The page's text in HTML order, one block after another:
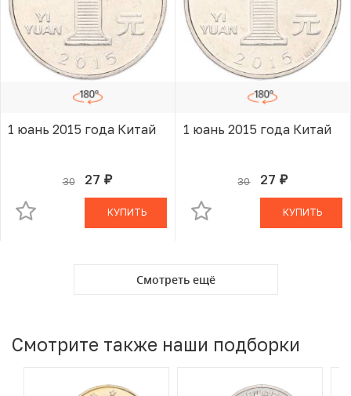
1 юань 2015 года Китай
30 27 руб.
В КОРЗИНЕ
КУПИТЬ
1 юань 2015 года Китай
30 27 руб.
В КОРЗИНЕ
КУПИТЬ
Смотреть ещё
Смотрите также наши подборки